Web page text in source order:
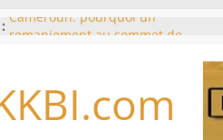
Cameroun: pourquoi un
l’armée alors que Paul Biya est
Meta se lance sur le marché des
logiciels écrits par l’IA, dominé par